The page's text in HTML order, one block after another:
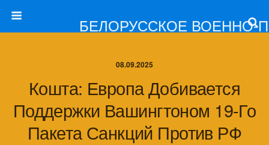
БЕЛОРУССКОЕ ВОЕННО-
08.09.2025
Кошта: Европа Добивается
Поддержки Вашингтоном 19-Го
Пакета Санкций Против РФ